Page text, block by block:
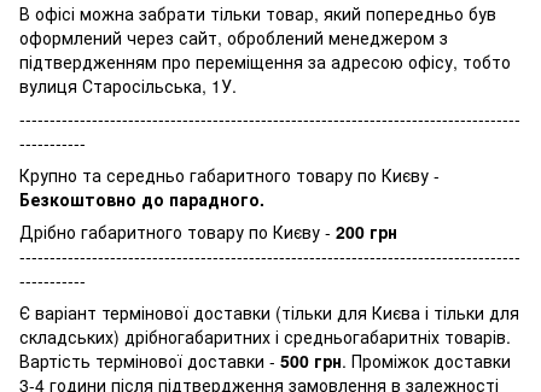
В офісі можна забрати тільки товар, який попередньо був
оформлений через сайт, оброблений менеджером з
підтвердженням про переміщення за адресою офісу, тобто
вулиця Старосільська, 1У.
-----------------------------------------------------------------------------------
-----------
Крупно та середньо габаритного товару по Києву -
Безкоштовно до парадного.
Дрібно габаритного товару по Києву - 200 грн
-----------------------------------------------------------------------------------
-----------
Є варіант термінової доставки (тільки для Києва і тільки для
складських) дрібногабаритних і средньогабаритніх товарів.
Вартість термінової доставки - 500 грн. Проміжок доставки
3-4 години після підтвердження замовлення в залежності